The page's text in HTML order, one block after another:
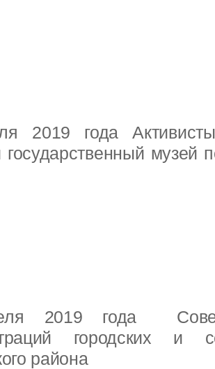
2019 года
государственный музей
2019 года
городских и
района